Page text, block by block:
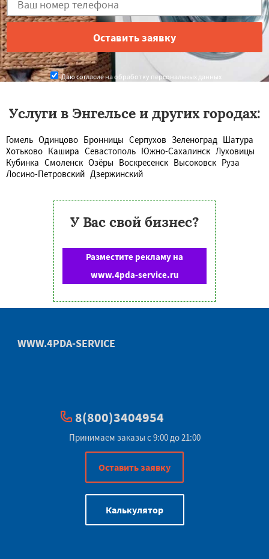
Даю согласие на обработку персональных данных
Услуги в Энгельсе и других городах:
Гомель Одинцово Бронницы Серпухов Зеленоград Шатура
Хотьково Кашира Севастополь Южно-Сахалинск Луховицы
Кубинка Смоленск Озёры Воскресенск Высоковск Руза
Лосино-Петровский Дзержинский
У Вас свой бизнес?
Разместите рекламу на
www.4pda-service.ru
WWW.4PDA-SERVICE
8(800)3404954
Принимаем заказы с 9:00 до 21:00
Оставить заявку
Калькулятор